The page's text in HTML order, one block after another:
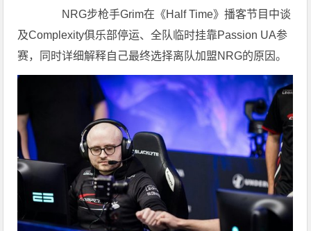
NRG步枪手Grim在《Half Time》播客节目中谈
及Complexity俱乐部停运、全队临时挂靠Passion UA参
赛，同时详细解释自己最终选择离队加盟NRG的原因。